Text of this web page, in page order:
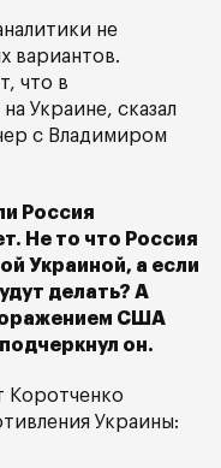
не
вариантов.
что в
Украине, сказал
с Владимиром
Россия
Не то что Россия
Украиной, а если
делать? А
США
он.
Коротченко
Украины: